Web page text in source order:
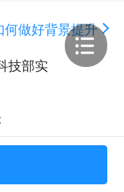
何做好背景提升
技部实
智能检